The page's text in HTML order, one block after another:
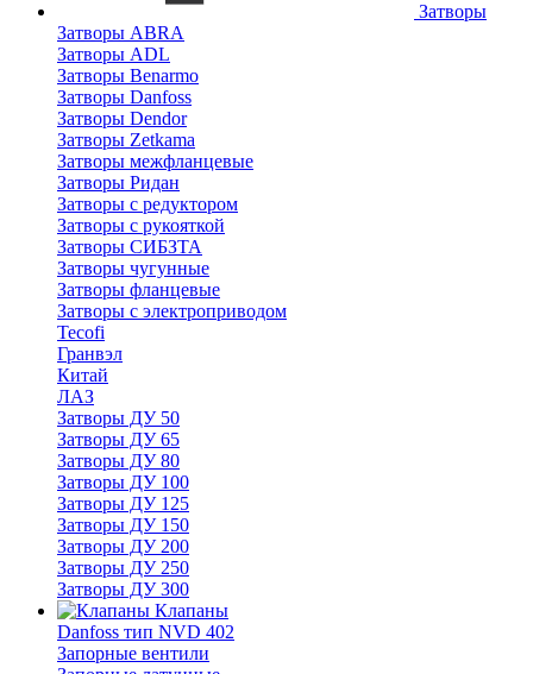
Затворы
Затворы ABRA
Затворы ADL
Затворы Benarmo
Затворы Danfoss
Затворы Dendor
Затворы Zetkama
Затворы межфланцевые
Затворы Ридан
Затворы с редуктором
Затворы с рукояткой
Затворы СИБЗТА
Затворы чугунные
Затворы фланцевые
Затворы с электроприводом
Tecofi
Гранвэл
Китай
ЛАЗ
Затворы ДУ 50
Затворы ДУ 65
Затворы ДУ 80
Затворы ДУ 100
Затворы ДУ 125
Затворы ДУ 150
Затворы ДУ 200
Затворы ДУ 250
Затворы ДУ 300
Клапаны
Danfoss тип NVD 402
Запорные вентили